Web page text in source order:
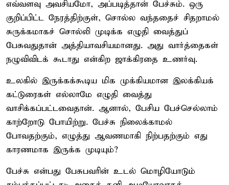
எவ்வளவு அவசியமோ, அப்படித்தான் பேச்சும். ​ஒரு
குறிப்பிட்ட நேரத்திற்குள், சொல்ல வந்ததைச் சிதறாமல்
சுருக்கமாகச் சொல்லி முடிக்க எழுதி வைத்துப்
பேசுவதுதான் அத்தியாவசியமானது. அது வார்த்தைகள்
நழுவிவிடக் கூடாது என்கிற ஜாக்கிரதை உணர்வு.
​உலகில் இருக்கக்கூடிய மிக முக்கியமான இலக்கியக்
கட்டுரைகள் எல்லாமே எழுதி வைத்து
வாசிக்கப்பட்டவைதான். ஆனால், பேசிய பேச்செல்லாம்
காற்றோடு போயிற்று. ​பேச்சு நிலைக்காமல்
போவதற்கும், எழுத்து ஆவணமாகி நிற்பதற்கும் எது
காரணமாக இருக்க முடியும்?
​பேச்சு என்பது பேசுபவரின் உடல் மொழியோடும்